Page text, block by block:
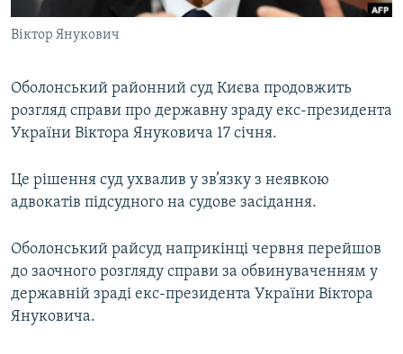
СВІДЧЕННЯ ОКУПАЦІЇ
УКРАЇНСЬКА ПРОБЛЕМА КРИМУ
Qırımtatar
Віктор Янукович
Оболонський районний суд Києва продовжить
розгляд справи про державну зраду екс-президента
України Віктора Януковича 17 січня.
Це рішення суд ухвалив у зв’язку з неявкою
адвокатів підсудного на судове засідання.
Оболонський райсуд наприкінці червня перейшов
до заочного розгляду справи за обвинуваченням у
державній зраді екс-президента України Віктора
Януковича.